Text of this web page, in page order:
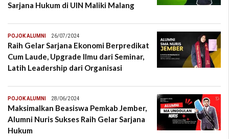
Sarjana Hukum di UIN Maliki Malang
POJOK ALUMNI 26/07/2024
Raih Gelar Sarjana Ekonomi Berpredikat
Cum Laude, Upgrade Ilmu dari Seminar,
Latih Leadership dari Organisasi
POJOK ALUMNI 28/06/2024
Maksimalkan Beasiswa Pemkab Jember,
Alumni Nuris Sukses Raih Gelar Sarjana
Hukum